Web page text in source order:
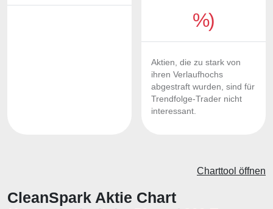
%)
Aktien, die zu stark von
ihren Verlaufhochs
abgestraft wurden, sind für
Trendfolge-Trader nicht
interessant.
CleanSpark Aktie Chart
Charttool öffnen